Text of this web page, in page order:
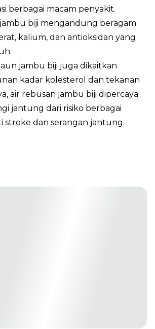
berbagai macam penyakit.
biji mengandung beragam
kalium, dan antioksidan yang
jambu biji juga dikaitkan
kadar kolesterol dan tekanan
air rebusan jambu biji dipercaya
jantung dari risiko berbagai
stroke dan serangan jantung.